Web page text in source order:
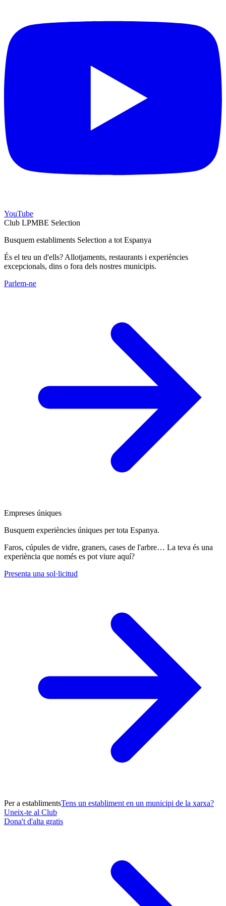
YouTube
Club LPMBE Selection
Busquem establiments Selection a tot Espanya
És el teu un d'ells? Allotjaments, restaurants i experiències
excepcionals, dins o fora dels nostres municipis.
Parlem-ne
Empreses úniques
Busquem experiències úniques per tota Espanya.
Faros, cúpules de vidre, graners, cases de l'arbre… La teva és una
experiència que només es pot viure aquí?
Presenta una sol·licitud
Per a establimentsTens un establiment en un municipi de la xarxa?
Uneix-te al Club
Dona't d'alta gratis